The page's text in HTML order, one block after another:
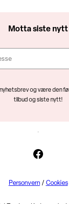
Motta siste nytt
og være den
tilbud og siste nytt!
Facebook
Personvern/ Cookies